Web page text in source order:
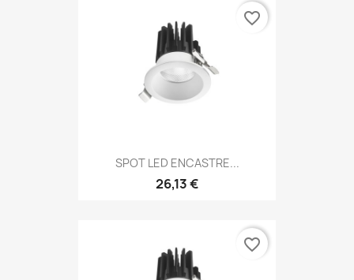
SPOT LED ENCASTRE...
26,13 €
favorite_border
favorite_border